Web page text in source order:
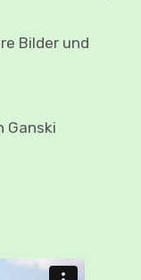
Bilder und
Ganski